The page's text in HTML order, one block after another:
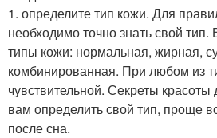
1. определите тип кожи. Для
необходимо точно знать свой
типы кожи: нормальная, жирная,
комбинированная. При любом из
чувствительной. Секреты
вам определить свой тип, проще
после сна.